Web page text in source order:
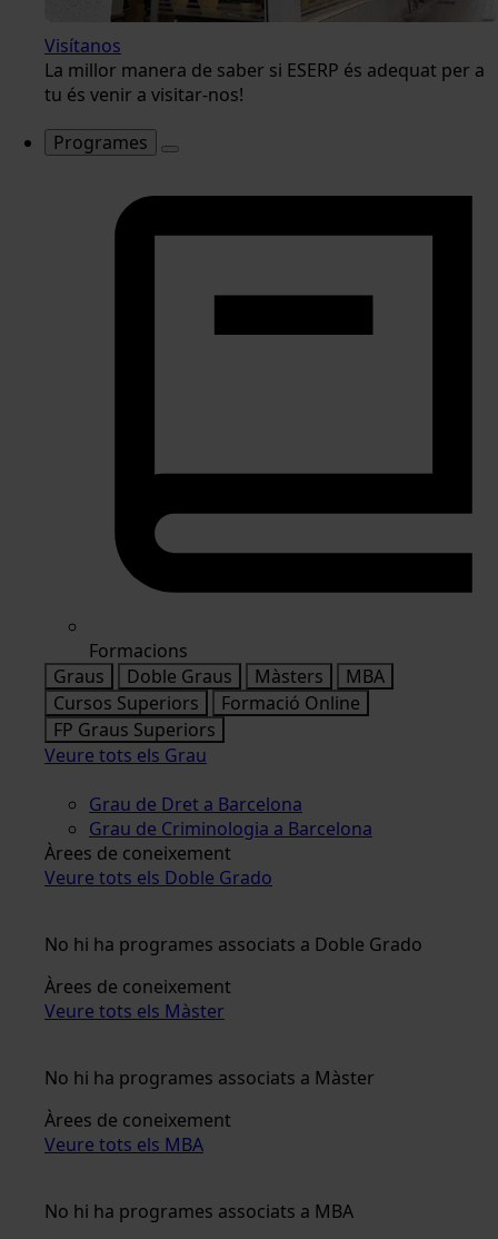
Visítanos
La millor manera de saber si ESERP és adequat per a
tu és venir a visitar-nos!
Programes
Formacions
Graus
Doble Graus Màsters
MBA
Cursos Superiors
Formació Online
FP Graus Superiors
Veure tots els Grau
Grau de Dret a Barcelona
Grau de Criminologia a Barcelona
Àrees de coneixement
Veure tots els Doble Grado
No hi ha programes associats a Doble Grado
Àrees de coneixement
Veure tots els Màster
No hi ha programes associats a Màster
Àrees de coneixement
Veure tots els MBA
No hi ha programes associats a MBA